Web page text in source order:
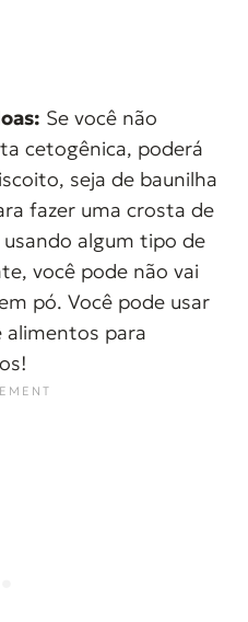
Se você não
cetogênica, poderá
seja de baunilha
fazer uma crosta de
algum tipo de
você pode não vai
pó. Você pode usar
alimentos para